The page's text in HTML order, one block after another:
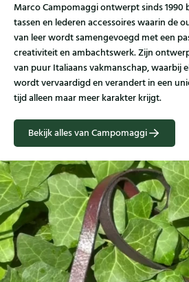
Marco Campomaggi ontwerpt sinds 1990
tassen en lederen accessoires waarin de
van leer wordt samengevoegd met een
creativiteit en ambachtswerk. Zijn
van puur Italiaans vakmanschap, waarbij
wordt vervaardigd en verandert in een
tijd alleen maar meer karakter krijgt.
Bekijk alles van Campomaggi